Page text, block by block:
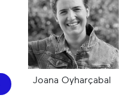
Joana Oyharçabal